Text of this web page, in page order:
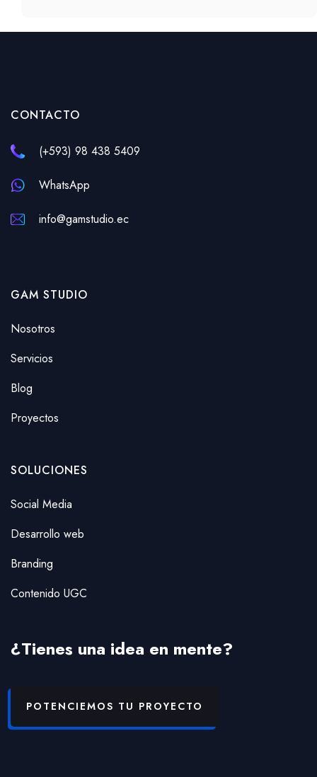
CONTACTO
(+593) 98 438 5409
WhatsApp
info@gamstudio.ec
GAM STUDIO
Nosotros
Servicios
Blog
Proyectos
SOLUCIONES
Social Media
Desarrollo web
Branding
Contenido UGC
¿Tienes una idea en mente?
POTENCIEMOS TU PROYECTO